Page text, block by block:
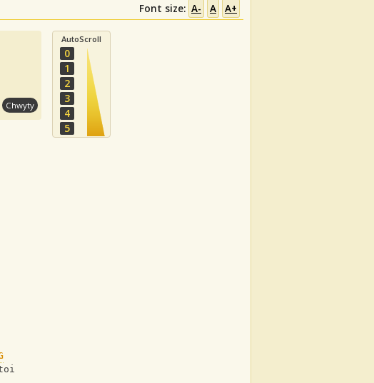
Font size: A- A A+
Chwyty
AutoScroll
0
1
2
3
4
5